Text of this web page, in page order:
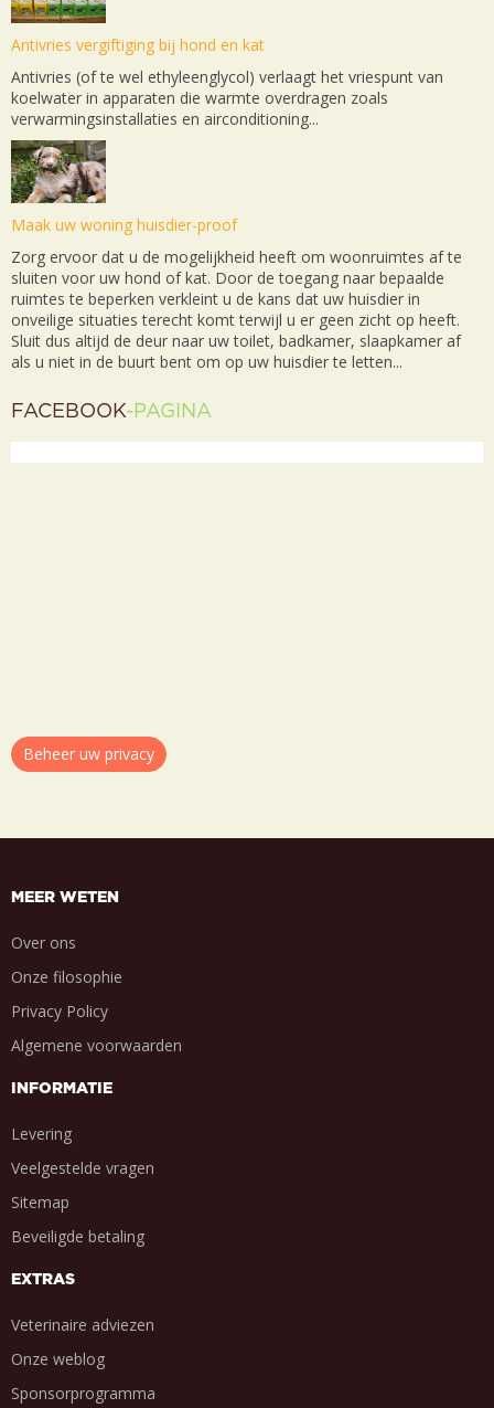
Antivries vergiftiging bij hond en kat
Antivries (of te wel ethyleenglycol) verlaagt het vriespunt van
koelwater in apparaten die warmte overdragen zoals
verwarmingsinstallaties en airconditioning...
Maak uw woning huisdier-proof
Zorg ervoor dat u de mogelijkheid heeft om woonruimtes af te
sluiten voor uw hond of kat. Door de toegang naar bepaalde
ruimtes te beperken verkleint u de kans dat uw huisdier in
onveilige situaties terecht komt terwijl u er geen zicht op heeft.
Sluit dus altijd de deur naar uw toilet, badkamer, slaapkamer af
als u niet in de buurt bent om op uw huisdier te letten...
FACEBOOK-PAGINA
Beheer uw privacy
MEER WETEN
Over ons
Onze filosophie
Privacy Policy
Algemene voorwaarden
INFORMATIE
Levering
Veelgestelde vragen
Sitemap
Beveiligde betaling
EXTRAS
Veterinaire adviezen
Onze weblog
Sponsorprogramma